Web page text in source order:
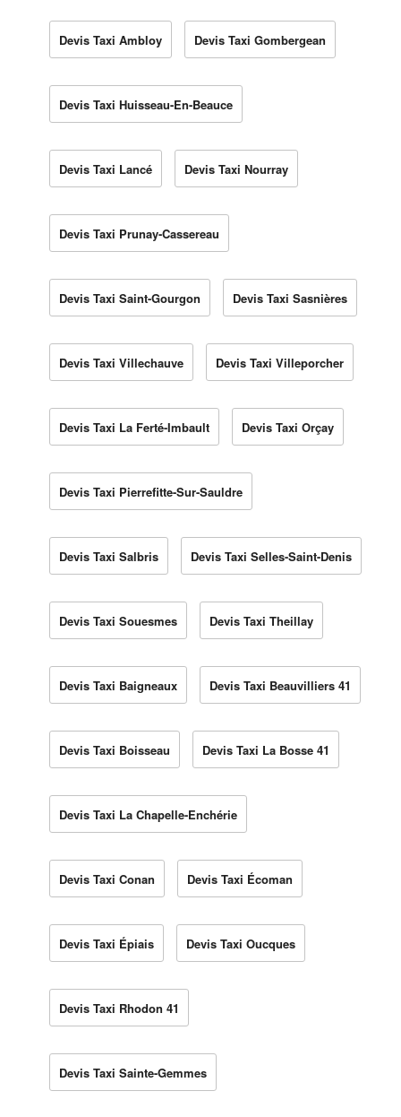
Devis Taxi Ambloy Devis Taxi Gombergean
Devis Taxi Huisseau-En-Beauce
Devis Taxi Lancé Devis Taxi Nourray
Devis Taxi Prunay-Cassereau
Devis Taxi Saint-Gourgon Devis Taxi Sasnières
Devis Taxi Villechauve Devis Taxi Villeporcher
Devis Taxi La Ferté-Imbault Devis Taxi Orçay
Devis Taxi Pierrefitte-Sur-Sauldre
Devis Taxi Salbris Devis Taxi Selles-Saint-Denis
Devis Taxi Souesmes Devis Taxi Theillay
Devis Taxi Baigneaux Devis Taxi Beauvilliers 41
Devis Taxi Boisseau Devis Taxi La Bosse 41
Devis Taxi La Chapelle-Enchérie
Devis Taxi Conan Devis Taxi Écoman
Devis Taxi Épiais Devis Taxi Oucques
Devis Taxi Rhodon 41
Devis Taxi Sainte-Gemmes